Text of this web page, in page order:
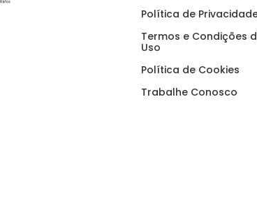
Política de
Termos e Condições
Uso
Política de Cookies
Trabalhe Conosco